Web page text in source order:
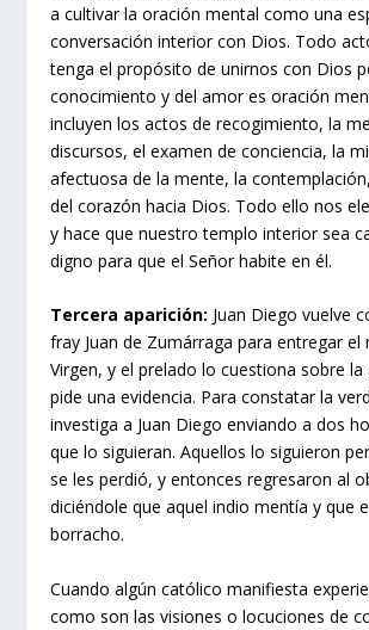
a cultivar la oración mental como una
conversación interior con Dios. Todo
tenga el propósito de unirnos con Dios
conocimiento y del amor es oración
incluyen los actos de recogimiento, la
discursos, el examen de conciencia, la
afectuosa de la mente, la
del corazón hacia Dios. Todo ello nos
y hace que nuestro templo interior sea
digno para que el Señor habite en él.
Tercera aparición: Juan Diego vuelve
fray Juan de Zumárraga para entregar el
Virgen, y el prelado lo cuestiona sobre la
pide una evidencia. Para constatar la
investiga a Juan Diego enviando a dos
que lo siguieran. Aquellos lo siguieron
se les perdió, y entonces regresaron al
diciéndole que aquel indio mentía y que
borracho.
Cuando algún católico manifiesta
como son las visiones o locuciones de